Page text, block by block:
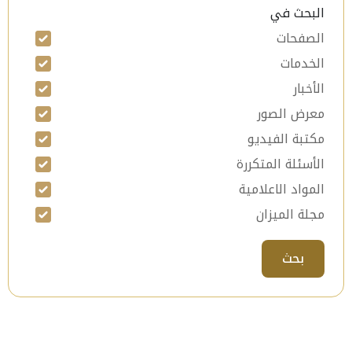
البحث في
الصفحات
الخدمات
الأخبار
معرض الصور
مكتبة الفيديو
الأسئلة المتكررة
المواد الاعلامية
مجلة الميزان
بحث